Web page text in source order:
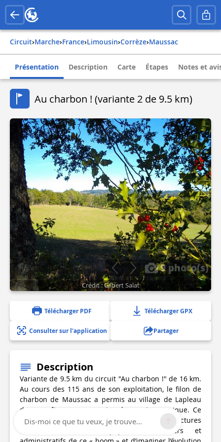
Circuit› Marche› france› limousin› corrèze› maussac
Présentation Description Carte Étapes Notes et
Au charbon ! (variante 2 de 9.5 km)
9 photo(s)
Crédit : Gilbert Salat
Télécharger PDF Télécharger GPX
Consulter sur l'application Partager
Description
Variante de 9.5 km du circuit "Au charbon !" de 16 km.
Au cours des 115 ans de son exploitation, le filon de
charbon de Maussac a permis au village de Lapleau
de connaître une expansion économique unique. Ce
sentier vous permet de comparer les architectures
traditionnelles aux équipements miniers et
Dis-moi ce que tu veux, je trouve...